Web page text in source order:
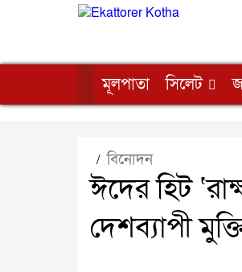
মূলপাতা সিলেট
/বিনোদন
ঈদের হিট
দেশব্যাপী